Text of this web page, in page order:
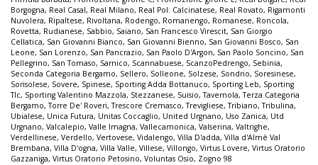
Borgogna, Real Casal, Real Milano, Real Pol. Calcinatese, Real Rovato, Rigamonti
Nuvolera, Ripaltese, Rivoltana, Rodengo, Romanengo, Romanese, Roncola,
Rovetta, Rudianese, Sabbio, Saiano, San Francesco Virescit, San Giorgio
Cellatica, San Giovanni Bianco, San Giovanni Bienno, San Giovanni Bosco, San
Leone, San Lorenzo, San Pancrazio, San Paolo D'Argon, San Paolo Soncino, San
Pellegrino, San Tomaso, Sarnico, Scannabuese, ScanzoPedrengo, Sebinia,
Seconda Categoria Bergamo, Sellero, Solleone, Solzese, Sondrio, Soresinese,
Sorisolese, Sovere, Spinese, Sporting Adda Bottanuco, Sporting Leb, Sporting
Tlc, Sporting Valentino Mazzola, Stezzanese, Suisio,Tavernola,Terza Categoria
Bergamo,Torre De' Roveri,Trescore Cremasco,Trevigliese,Tribiano,Tribulina,
Ubialese, Unica Futura, Unitas Coccaglio, United Urgnano, Uso Zanica, Utd
Urgnano, Valcalepio, Valle Imagna, Vallecamonica, Valserina, Valtrighe,
Verdellinese, Verdello, Vertovese, Vidalengo, Villa D'adda, Villa d'Almè Val
Brembana, Villa D'ogna, Villa Valle, Villese, Villongo, Virtus Lovere, Virtus Oratorio
Gazzaniga, Virtus Oratorio Petosino, Voluntas Osio, Zogno 98